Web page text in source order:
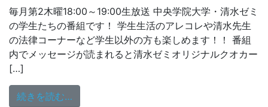
毎月第2木曜18:00～19:00生放送 中央学院大学・清水ゼミ
の学生たちの番組です！ 学生生活のアレコレや清水先生
の法律コーナーなど学生以外の方も楽しめます！！ 番組
内でメッセージが読まれると清水ゼミオリジナルクオカー
[…]
続きを読む…